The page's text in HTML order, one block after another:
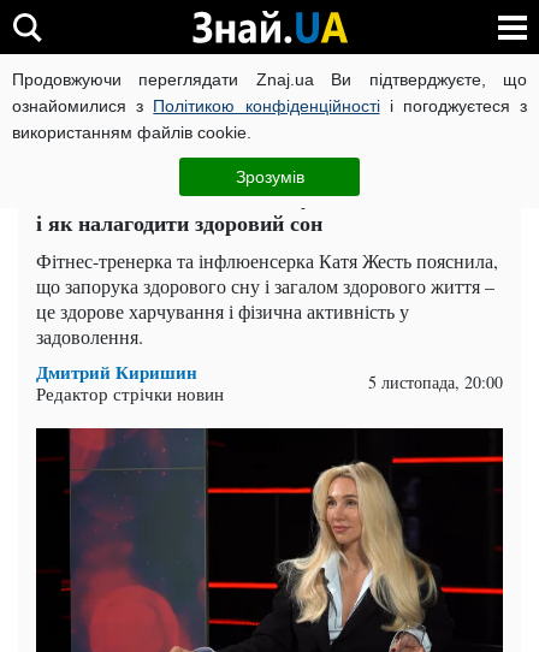
Продовжуючи переглядати Znaj.ua Ви підтверджуєте, що
ознайомилися з Політикою конфіденційностіі погоджуєтеся з
використанням файлів cookie.
Зрозумів
ВІЙНА РОСІЇ ПРОТИ УКРАЇНИ КОРОНАВІРУС В УКРАЇНІ
ЧИТАТЬ НА РУССКОМ
Катя Жесть пояснила, чому ми не висипаємося
і як налагодити здоровий сон
Фітнес-тренерка та інфлюенсерка Катя Жесть пояснила,
що запорука здорового сну і загалом здорового життя –
це здорове харчування і фізична активність у
задоволення.
Дмитрий Киришин
Редактор стрічки новин 5 листопада, 20:00